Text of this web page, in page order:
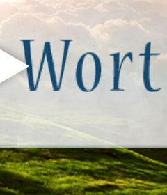
und Wirkung beleuchtet,
oder schlecht, Konsequenzen
Markus 12wird gezeigt, wie